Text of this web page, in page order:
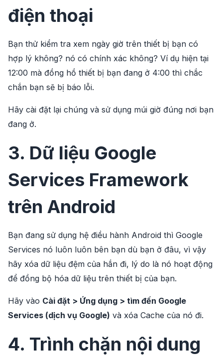
điện thoại
Bạn thử kiểm tra xem ngày giờ trên thiết bị bạn có
hợp lý không? nó có chính xác không? Ví dụ hiện tại
12:00 mà đồng hồ thiết bị bạn đang ở 4:00 thì chắc
chắn bạn sẽ bị báo lỗi.
Hãy cài đặt lại chúng và sử dụng múi giờ đúng nơi bạn
đang ở.
3. Dữ liệu Google
Services Framework
trên Android
Bạn đang sử dụng hệ điều hành Android thì Google
Services nó luôn luôn bên bạn dù bạn ở đâu, vì vậy
hãy xóa dữ liệu đệm của hắn đi, lý do là nó hoạt động
để đồng bộ hóa dữ liệu trên thiết bị của bạn.
Hãy vào Cài đặt > Ứng dụng > tìm đến Google
Services (dịch vụ Google) và xóa Cache của nó đi.
4. Trình chặn nội dung